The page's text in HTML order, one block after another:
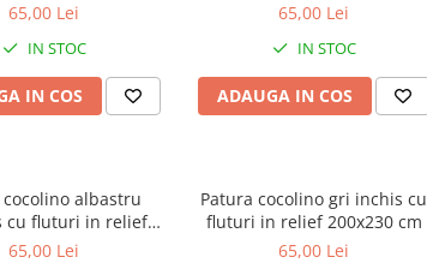
65,00 Lei
IN STOC
IN COS
65,00 Lei
IN STOC
ADAUGA IN COS
cocolino albastru
cu fluturi in relief
200x230 cm
65,00 Lei
Patura cocolino gri inchis cu
fluturi in relief 200x230 cm
65,00 Lei